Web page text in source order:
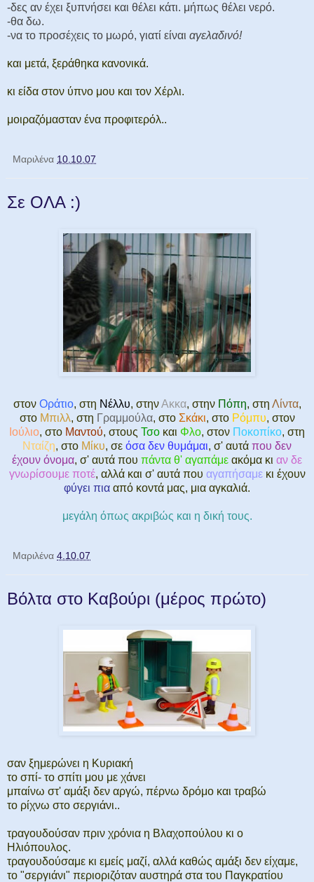
-δες αν έχει ξυπνήσει και θέλει κάτι. μήπως θέλει νερό.
-θα δω.
-να το προσέχεις το μωρό, γιατί είναι αγελαδινό!
και μετά, ξεράθηκα κανονικά.
κι είδα στον ύπνο μου και τον Χέρλι.
μοιραζόμασταν ένα προφιτερόλ..
Μαριλένα 10.10.07
Σε ΟΛΑ :)
στονΟράτιο, στη Νέλλυ, στηνΑκκα, στηνΠόπη, στη Λίντα,
στο Μπιλλ, στη Γραμμούλα, στο Σκάκι, στο Ρόμπυ, στον
Ιούλιο, στο Μαντού, στους Τσο και Φλο, στον Ποκοπίκο, στη
Νταίζη, στο Μίκυ, σε όσα δεν θυμάμαι, σ' αυτά που δεν
έχουν όνομα, σ' αυτά που πάντα θ' αγαπάμε ακόμα κι αν δε
γνωρίσουμε ποτέ, αλλά και σ' αυτά που αγαπήσαμεκι έχουν
φύγει πια από κοντά μας, μια αγκαλιά.
μεγάλη όπως ακριβώς και η δική τους.
Μαριλένα 4.10.07
Bόλτα στο Καβούρι (μέρος πρώτο)
σαν ξημερώνει η Κυριακή
το σπί- το σπίτι μου με χάνει
μπαίνω στ' αμάξι δεν αργώ, πέρνω δρόμο και τραβώ
το ρίχνω στο σεργιάνι..
τραγουδούσαν πριν χρόνια η Βλαχοπούλου κι ο
Ηλιόπουλος.
τραγουδούσαμε κι εμείς μαζί, αλλά καθώς αμάξι δεν είχαμε,
το "σεργιάνι" περιοριζόταν αυστηρά στα του Παγκρατίου